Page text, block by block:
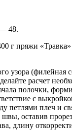
48.
г пряжи «Травка»
узора
расчет
полочки,
с
петлями плеч и
оставив
длину